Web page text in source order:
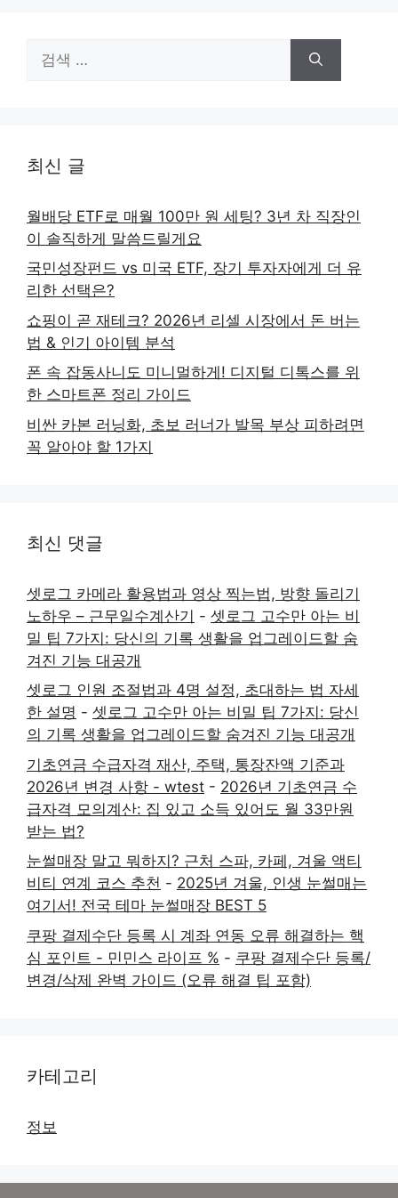
색:
최신 글
월배당 ETF로 매월 100만 원 세팅? 3년 차 직장인
이 솔직하게 말씀드릴게요
국민성장펀드 vs 미국 ETF, 장기 투자자에게 더 유
리한 선택은?
쇼핑이 곧 재테크? 2026년 리셀 시장에서 돈 버는
법 & 인기 아이템 분석
폰 속 잡동사니도 미니멀하게! 디지털 디톡스를 위
한 스마트폰 정리 가이드
비싼 카본 러닝화, 초보 러너가 발목 부상 피하려면
꼭 알아야 할 1가지
최신 댓글
셋로그 카메라 활용법과 영상 찍는법, 방향 돌리기
노하우 – 근무일수계산기 - 셋로그 고수만 아는 비
밀 팁 7가지: 당신의 기록 생활을 업그레이드할 숨
겨진 기능 대공개
셋로그 인원 조절법과 4명 설정, 초대하는 법 자세
한 설명 - 셋로그 고수만 아는 비밀 팁 7가지: 당신
의 기록 생활을 업그레이드할 숨겨진 기능 대공개
기초연금 수급자격 재산, 주택, 통장잔액 기준과
2026년 변경 사항 - wtest - 2026년 기초연금 수
급자격 모의계산: 집 있고 소득 있어도 월 33만원
받는 법?
눈썰매장 말고 뭐하지? 근처 스파, 카페, 겨울 액티
비티 연계 코스 추천 - 2025년 겨울, 인생 눈썰매는
여기서! 전국 테마 눈썰매장 BEST 5
쿠팡 결제수단 등록 시 계좌 연동 오류 해결하는 핵
심 포인트 - 민민스 라이프 % - 쿠팡 결제수단 등록/
변경/삭제 완벽 가이드 (오류 해결 팁 포함)
카테고리
정보